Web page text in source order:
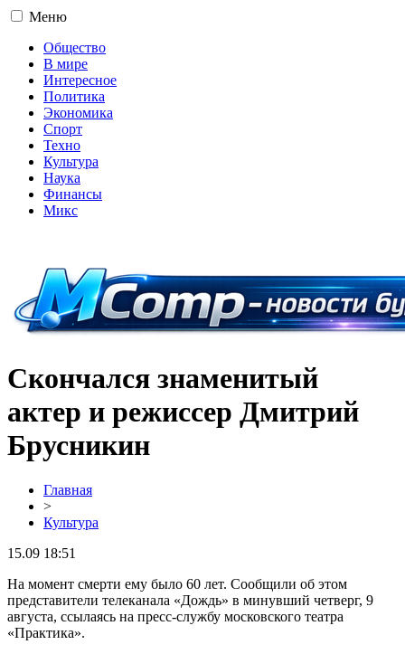
Меню
Общество
В мире
Интересное
Политика
Экономика
Спорт
Техно
Культура
Наука
Финансы
Микс
Скончался знаменитый
актер и режиссер Дмитрий
Брусникин
Главная
>
Культура
15.09 18:51
На момент смерти ему было 60 лет. Сообщили об этом
представители телеканала «Дождь» в минувший четверг, 9
августа, ссылаясь на пресс-службу московского театра
«Практика».